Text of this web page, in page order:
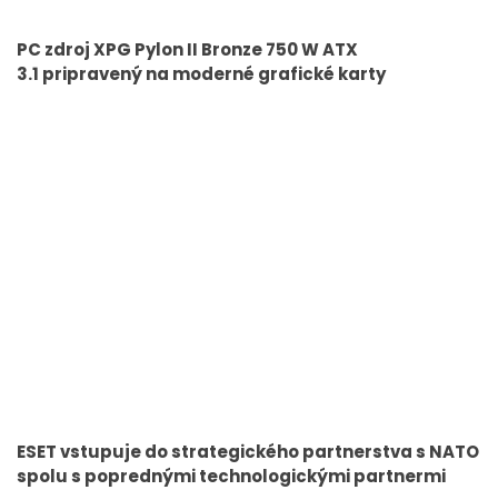
PC zdroj XPG Pylon II Bronze 750 W ATX
3.1 pripravený na moderné grafické karty
ESET vstupuje do strategického partnerstva s NATO
spolu s poprednými technologickými partnermi